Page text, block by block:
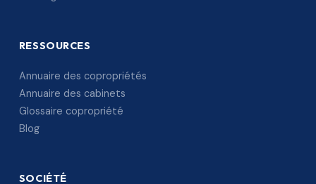
RESSOURCES
Annuaire des copropriétés
Annuaire des cabinets
Glossaire copropriété
Blog
SOCIÉTÉ